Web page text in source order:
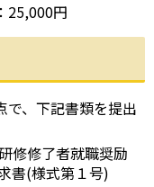
25,000円
で、下記書類を提出
修修了者就職奨励
書(様式第１号)